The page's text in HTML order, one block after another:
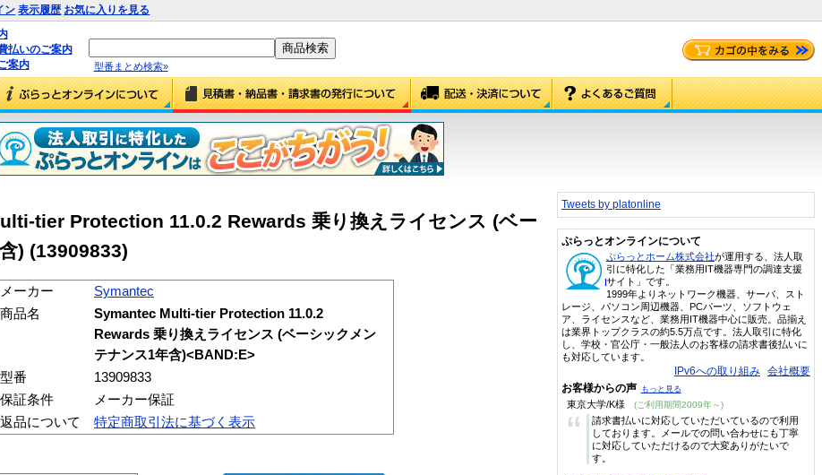
ン 表示履歴 お気に入りを見る
払いのご案内
案内
型番まとめ検索»
tier Protection 11.0.2 Rewards 乗り換えライセンス (ベー
) (13909833)
メーカー
Symantec
商品名
Symantec Multi-tier Protection 11.0.2
Rewards 乗り換えライセンス (ベーシックメン
テナンス1年含)<BAND:E>
型番
13909833
保証条件
メーカー保証
返品について
特定商取引法に基づく表示
Tweets by platonline
ぷらっとオンラインについて
ぷらっとホーム株式会社が運用する、法人取
引に特化した「業務用IT機器専門の調達支援
サイト」です。
1999年よりネットワーク機器、サーバ、スト
レージ、パソコン周辺機器、PCパーツ、ソフトウェ
ア、ライセンスなど、業務用IT機器中心に販売。品揃え
は業界トップクラスの約5.5万点です。法人取引に特化
し、学校・官公庁・一般法人のお客様の請求書後払いに
も対応しています。
IPv6への取り組み 会社概要
お客様からの声 もっと見る
東京大学/K様 (ご利用期間2009年～)
“
請求書払いに対応していただいているので利用
しております。メールでの問い合わせにも丁寧
に対応していただけるので大変ありがたいで
す。